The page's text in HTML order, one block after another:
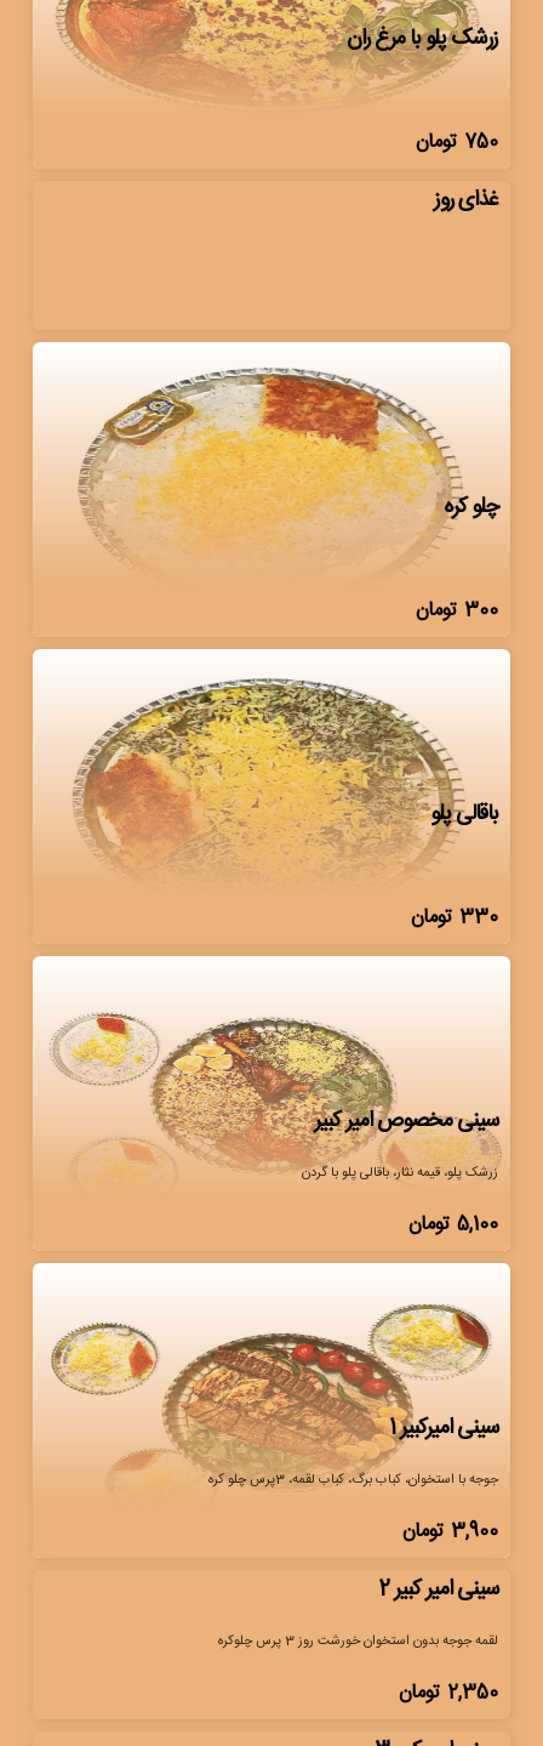
زرشک پلو با مرغ ران
750 تومان
غذای روز
چلو کره
300 تومان
باقالی پلو
330 تومان
سینی مخصوص امیر کبیر
زرشک پلو، قیمه نثار، باقالی پلو با گردن
5,100 تومان
سینی امیرکبیر 1
جوجه با استخوان، کباب برگ، کباب لقمه، 3پرس چلو کره
3,900 تومان
سینی امیر کبیر 2
لقمه جوجه بدون استخوان خورشت روز 3 پرس چلوکره
2,350 تومان